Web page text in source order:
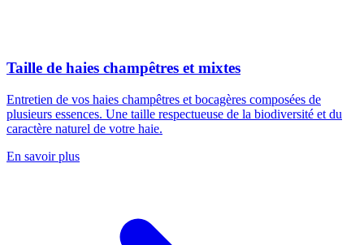
Taille de haies champêtres et mixtes
Entretien de vos haies champêtres et bocagères composées de
plusieurs essences. Une taille respectueuse de la biodiversité et du
caractère naturel de votre haie.
En savoir plus